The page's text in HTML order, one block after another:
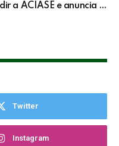
a ACIASE e anuncia a
Destaque
Twitter
Instagram